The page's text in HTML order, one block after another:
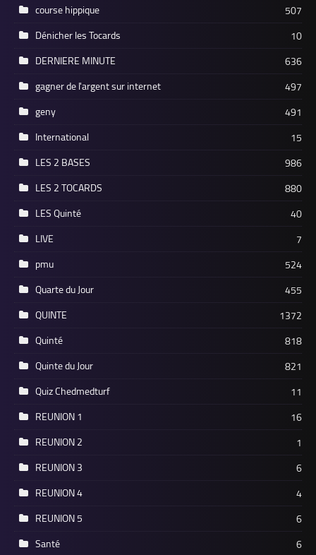
course hippique
507
Dénicher les Tocards
10
DERNIERE MINUTE
636
gagner de l'argent sur internet
497
geny
491
International
15
LES 2 BASES
986
LES 2 TOCARDS
880
LES Quinté
40
LIVE
7
pmu
524
Quarte du Jour
455
QUINTE
1372
Quinté
818
Quinte du Jour
821
Quiz Chedmedturf
11
REUNION 1
16
REUNION 2
1
REUNION 3
6
REUNION 4
4
REUNION 5
6
Santé
6